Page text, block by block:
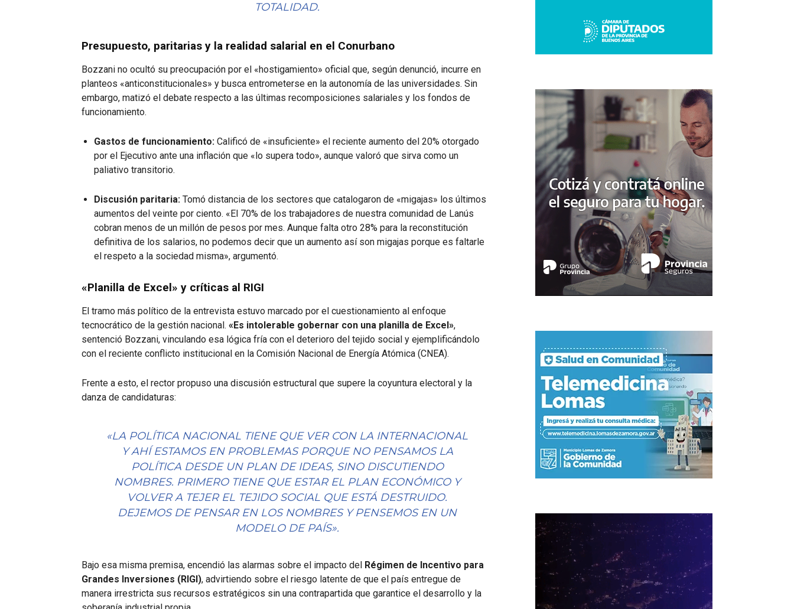
TOTALIDAD.
Presupuesto, paritarias y la realidad salarial en el Conurbano
Bozzani no ocultó su preocupación por el «hostigamiento» oficial que, según denunció, incurre en
planteos «anticonstitucionales» y busca entrometerse en la autonomía de las universidades. Sin
embargo, matizó el debate respecto a las últimas recomposiciones salariales y los fondos de
funcionamiento.
Gastos de funcionamiento: Calificó de «insuficiente» el reciente aumento del 20% otorgado
por el Ejecutivo ante una inflación que «lo supera todo», aunque valoró que sirva como un
paliativo transitorio.
Discusión paritaria: Tomó distancia de los sectores que catalogaron de «migajas» los últimos
aumentos del veinte por ciento. «El 70% de los trabajadores de nuestra comunidad de Lanús
cobran menos de un millón de pesos por mes. Aunque falta otro 28% para la reconstitución
definitiva de los salarios, no podemos decir que un aumento así son migajas porque es faltarle
el respeto a la sociedad misma», argumentó.
«Planilla de Excel» y críticas al RIGI
El tramo más político de la entrevista estuvo marcado por el cuestionamiento al enfoque
tecnocrático de la gestión nacional. «Es intolerable gobernar con una planilla de Excel»,
sentenció Bozzani, vinculando esa lógica fría con el deterioro del tejido social y ejemplificándolo
con el reciente conflicto institucional en la Comisión Nacional de Energía Atómica (CNEA).
Frente a esto, el rector propuso una discusión estructural que supere la coyuntura electoral y la
danza de candidaturas:
«LA POLÍTICA NACIONAL TIENE QUE VER CON LA INTERNACIONAL
Y AHÍ ESTAMOS EN PROBLEMAS PORQUE NO PENSAMOS LA
POLÍTICA DESDE UN PLAN DE IDEAS, SINO DISCUTIENDO
NOMBRES. PRIMERO TIENE QUE ESTAR EL PLAN ECONÓMICO Y
VOLVER A TEJER EL TEJIDO SOCIAL QUE ESTÁ DESTRUIDO.
DEJEMOS DE PENSAR EN LOS NOMBRES Y PENSEMOS EN UN
MODELO DE PAÍS».
Bajo esa misma premisa, encendió las alarmas sobre el impacto del Régimen de Incentivo para
Grandes Inversiones (RIGI), advirtiendo sobre el riesgo latente de que el país entregue de
manera irrestricta sus recursos estratégicos sin una contrapartida que garantice el desarrollo y la